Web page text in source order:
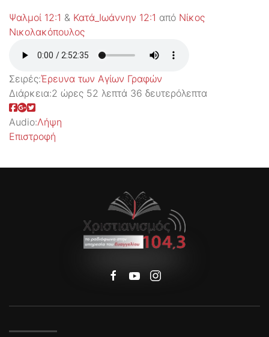
Ψαλμοί 12:1 & Κατά_Ιωάννην 12:1 από Νίκος
Νικολακόπουλος
Σειρές:Έρευνα των Αγίων Γραφών
Διάρκεια:2 ώρες 52 λεπτά 36 δευτερόλεπτα
Audio:Λήψη
Επιστροφή